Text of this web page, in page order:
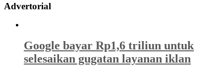
Advertorial
Google bayar Rp1,6 triliun untuk
selesaikan gugatan layanan iklan